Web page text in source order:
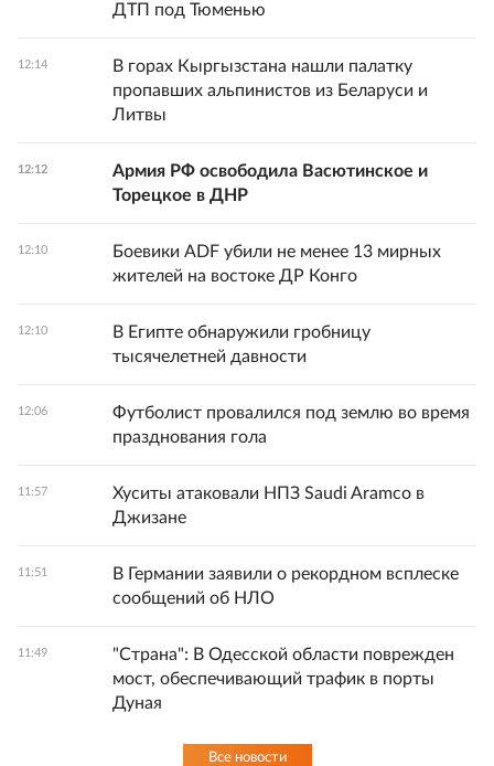
ДТП под Тюменью
12:14
В горах Кыргызстана нашли палатку
пропавших альпинистов из Беларуси и
Литвы
12:12
Армия РФ освободила Васютинское и
Торецкое в ДНР
12:10
Боевики ADF убили не менее 13 мирных
жителей на востоке ДР Конго
12:10
В Египте обнаружили гробницу
тысячелетней давности
12:06
Футболист провалился под землю во время
празднования гола
11:57
Хуситы атаковали НПЗ Saudi Aramco в
Джизане
11:51
В Германии заявили о рекордном всплеске
сообщений об НЛО
11:49
"Страна": В Одесской области поврежден
мост, обеспечивающий трафик в порты
Дуная
Все новости